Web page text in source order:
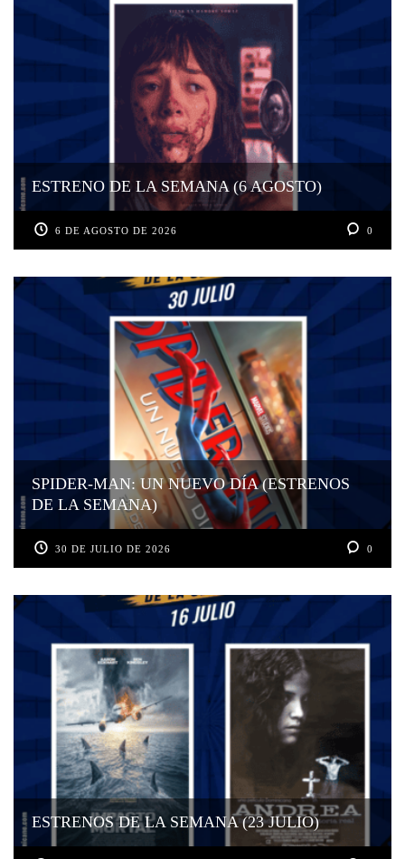
ESTRENO DE LA SEMANA (6 AGOSTO)
6 DE AGOSTO DE 2026 0
SPIDER-MAN: UN NUEVO DÍA (ESTRENOS
DE LA SEMANA)
30 DE JULIO DE 2026 0
ESTRENOS DE LA SEMANA (23 JULIO)